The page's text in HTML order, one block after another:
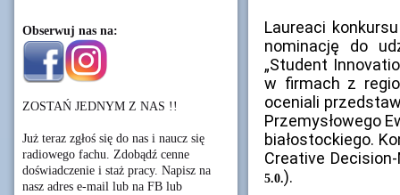
Obserwuj nas na:
ZOSTAŃ JEDNYM Z NAS !!
Już teraz zgłoś się do nas i naucz się
radiowego fachu. Zdobądź cenne
doświadczenie i staż pracy. Napisz na
nasz adres e-mail lub na FB lub
Laureaci
nominację do
„Student
w firmach z
oceniali
Przemysłowego
białostockiego.
Creative
5.0.).